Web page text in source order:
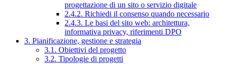
progettazione di un sito o servizio digitale
2.4.2. Richiedi il consenso quando necessario
2.4.3. Le basi del sito web: architettura,
informativa privacy, riferimenti DPO
3. Pianificazione, gestione e strategia
3.1. Obiettivi del progetto
3.2. Tipologie di progetti